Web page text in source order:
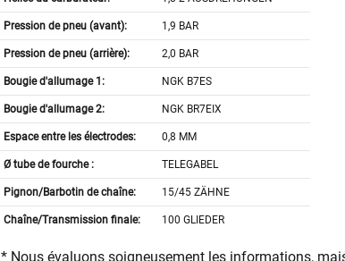
Pression de pneu (avant): 1,9 BAR
Pression de pneu (arrière): 2,0 BAR
Bougie d'allumage 1: NGK B7ES
Bougie d'allumage 2: NGK BR7EIX
Espace entre les électrodes: 0,8 MM
Ø tube de fourche : TELEGABEL
Pignon/Barbotin de chaîne: 15/45 ZÄHNE
Chaîne/Transmission finale: 100 GLIEDER
* Nous évaluons soigneusement les informations,